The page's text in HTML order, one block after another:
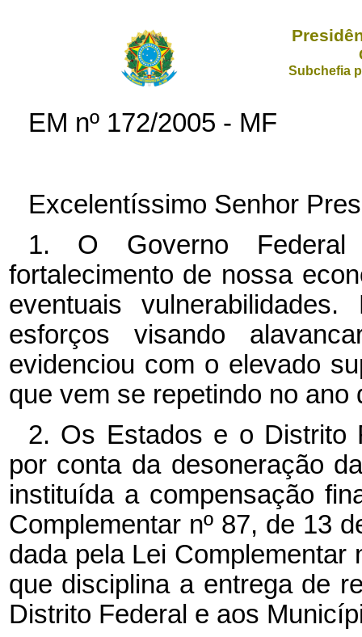
Subchefia
EM nº 172/2005 - MF
Excelentíssimo Senhor
1. O Governo
fortalecimento de nossa
eventuais
esforços visando
evidenciou com o elevado
que vem se repetindo no ano
2. Os Estados e o Distrito
por conta da desoneração
instituída a compensação
Complementar nº 87, de 13
dada pela Lei Complementar
que disciplina a entrega de
Distrito Federal e aos